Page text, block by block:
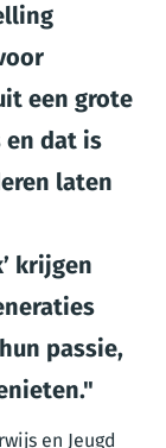
een grote
dat is
laten
krijgen
passie,
en Jeugd